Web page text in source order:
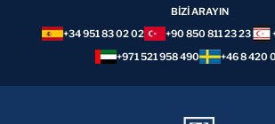
BİZİ ARAYIN
+34 951 83 02 02
+90 850 811 23 23
+971 521 958 490
+46 8 420